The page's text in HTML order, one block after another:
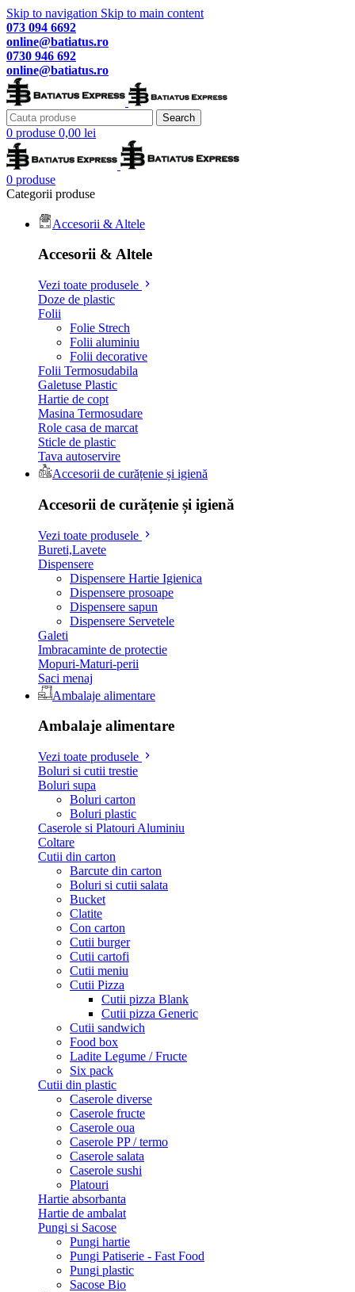
Skip to navigation Skip to main content
073 094 6692
online@batiatus.ro
0730 946 692
online@batiatus.ro
Search
0 produse 0,00 lei
0 produse
Categorii produse
Accesorii & Altele
Accesorii & Altele
Vezi toate produsele
Doze de plastic
Folii
Folie Strech
Folii aluminiu
Folii decorative
Folii Termosudabila
Galetuse Plastic
Hartie de copt
Masina Termosudare
Role casa de marcat
Sticle de plastic
Tava autoservire
Accesorii de curățenie și igienă
Accesorii de curățenie și igienă
Vezi toate produsele
Bureti,Lavete
Dispensere
Dispensere Hartie Igienica
Dispensere prosoape
Dispensere sapun
Dispensere Servetele
Galeti
Imbracaminte de protectie
Mopuri-Maturi-perii
Saci menaj
Ambalaje alimentare
Ambalaje alimentare
Vezi toate produsele
Boluri si cutii trestie
Boluri supa
Boluri carton
Boluri plastic
Caserole si Platouri Aluminiu
Coltare
Cutii din carton
Barcute din carton
Boluri si cutii salata
Bucket
Clatite
Con carton
Cutii burger
Cutii cartofi
Cutii meniu
Cutii Pizza
Cutii pizza Blank
Cutii pizza Generic
Cutii sandwich
Food box
Ladite Legume / Fructe
Six pack
Cutii din plastic
Caserole diverse
Caserole fructe
Caserole oua
Caserole PP / termo
Caserole salata
Caserole sushi
Platouri
Hartie absorbanta
Hartie de ambalat
Pungi si Sacose
Pungi hartie
Pungi Patiserie - Fast Food
Pungi plastic
Sacose Bio